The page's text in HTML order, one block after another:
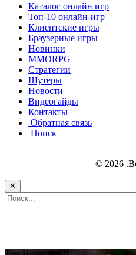
Каталог онлайн игр
Топ-10 онлайн-игр
Клиентские игры
Браузерные игры
Новинки
MMORPG
Стратегии
Шутеры
Новости
Видеогайды
Контакты
Обратная связь
Поиск
© 2026
✕